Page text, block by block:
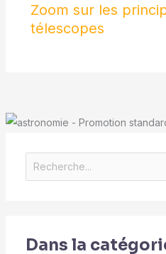
Zoom sur les
télescopes
Dans la